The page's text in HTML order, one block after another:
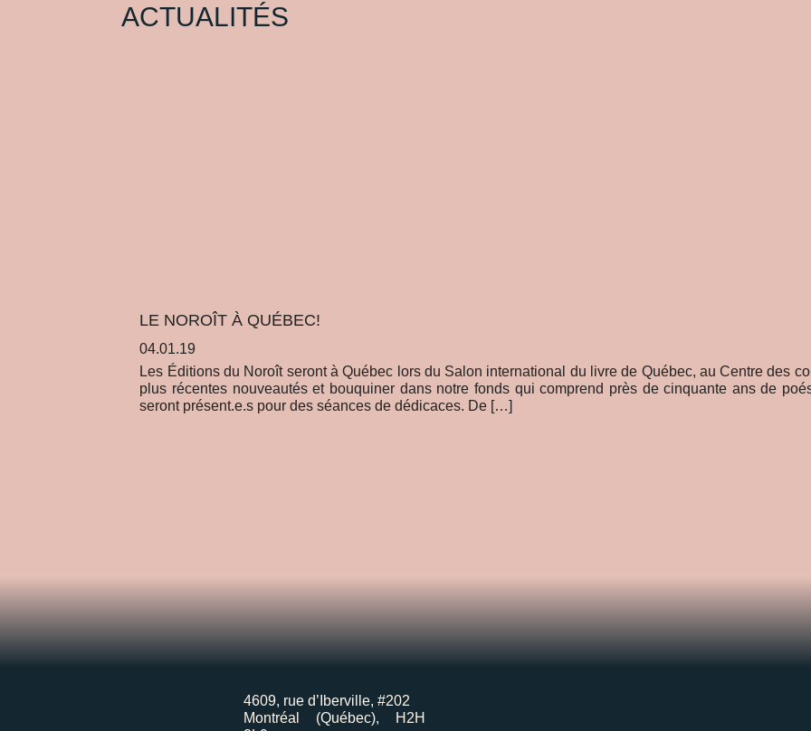
ACTUALITÉS
LE NOROÎT À QUÉBEC!
04.01.19
Les Éditions du Noroît seront à Québec lors du Salon international du livre de Québec, au Centre des
plus récentes nouveautés et bouquiner dans notre fonds qui comprend près de cinquante ans de
seront présent.e.s pour des séances de dédicaces. De […]
4609, rue d’Iberville, #202
Montréal (Québec), H2H